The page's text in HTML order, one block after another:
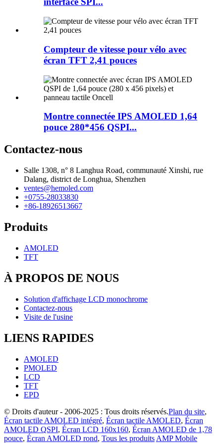
Compteur de vitesse pour vélo avec
écran TFT 2,41 pouces
Montre connectée IPS AMOLED 1,64
pouce 280*456 QSPI...
Contactez-nous
Salle 1308, n° 8 Langhua Road, communauté Xinshi, rue
Dalang, district de Longhua, Shenzhen
ventes@hemoled.com
+0755-28033830
+86-18926513667
Produits
AMOLED
TFT
À PROPOS DE NOUS
Solution d'affichage LCD monochrome
Contactez-nous
Visite de l'usine
LIENS RAPIDES
AMOLED
PMOLED
LCD
TFT
EPD
© Droits d'auteur - 2006-2025 : Tous droits réservés.Plan du site,
Écran tactile AMOLED intégré, Écran tactile AMOLED, Écran
AMOLED QSPI, Écran LCD 160x160, Écran AMOLED de 1,78
pouce, Écran AMOLED rond, Tous les produits AMP Mobile